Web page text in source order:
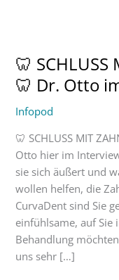
🦷 SCHLUSS
🦷 Dr. Otto
Infopod
🦷 SCHLUSS MIT
Otto hier im
sie sich äußert und
wollen helfen, die
CurvaDent sind Sie
einfühlsame, auf Sie
Behandlung
uns sehr […]
MIT
ZAHNARZTANGST
Dr.
Interview